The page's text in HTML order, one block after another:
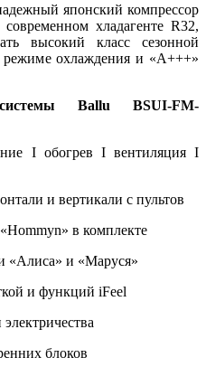
японский компрессор
хладагенте R32,
высокий класс сезонной
охлаждения и «А+++»
Ballu BSUI-FM-
I обогрев I вентиляция I
и вертикали с пультов
в комплекте
«Алиса» и «Маруся»
и функций iFeel
блоков